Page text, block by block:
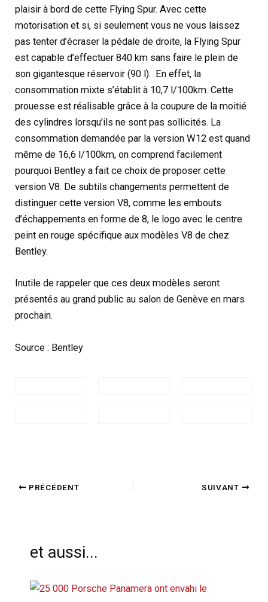
plaisir à bord de cette Flying Spur. Avec cette
motorisation et si, si seulement vous ne vous laissez
pas tenter d’écraser la pédale de droite, la Flying Spur
est capable d’effectuer 840 km sans faire le plein de
son gigantesque réservoir (90 l). En effet, la
consommation mixte s’établit à 10,7 l/100km. Cette
prouesse est réalisable grâce à la coupure de la moitié
des cylindres lorsqu’ils ne sont pas sollicités. La
consommation demandée par la version W12 est quand
même de 16,6 l/100km, on comprend facilement
pourquoi Bentley a fait ce choix de proposer cette
version V8. De subtils changements permettent de
distinguer cette version V8, comme les embouts
d’échappements en forme de 8, le logo avec le centre
peint en rouge spécifique aux modèles V8 de chez
Bentley.
Inutile de rappeler que ces deux modèles seront
présentés au grand public au salon de Genève en mars
prochain.
Source : Bentley
PRÉCÉDENT SUIVANT
et aussi...